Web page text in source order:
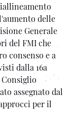
delle
Generale
del FMI che
consenso e a
dalla 16a
assegnato dal
per il